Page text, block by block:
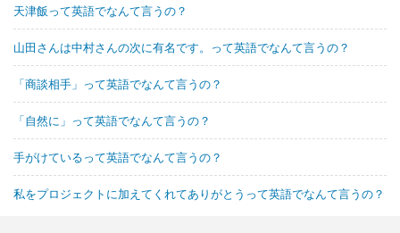
天津飯って英語でなんて言うの？
山田さんは中村さんの次に有名です。って英語でなんて言うの？
「商談相手」って英語でなんて言うの？
「自然に」って英語でなんて言うの？
手がけているって英語でなんて言うの？
私をプロジェクトに加えてくれてありがとうって英語でなんて言うの？